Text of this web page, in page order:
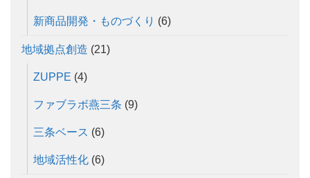
新商品開発・ものづくり (6)
地域拠点創造 (21)
ZUPPE (4)
ファブラボ燕三条 (9)
三条ベース (6)
地域活性化 (6)